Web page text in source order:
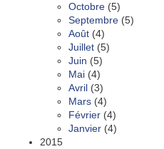
Octobre (5)
Septembre (5)
Août (4)
Juillet (5)
Juin (5)
Mai (4)
Avril (3)
Mars (4)
Février (4)
Janvier (4)
2015